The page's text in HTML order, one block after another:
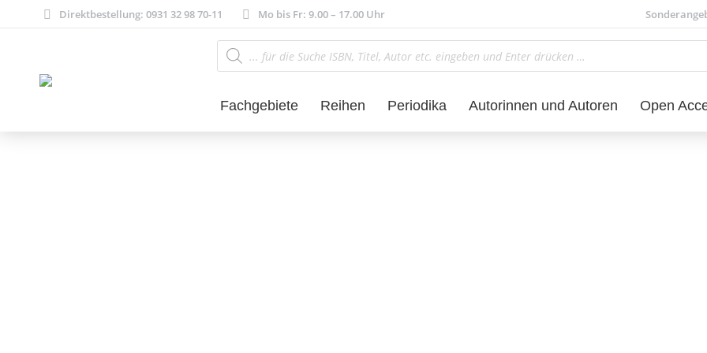
Direktbestellung: 0931 32 98 70-11 Mo bis Fr: 9.00 – 17.00 Uhr
Products
search
Fachgebiete Reihen Periodika Autorinnen und Autoren Open